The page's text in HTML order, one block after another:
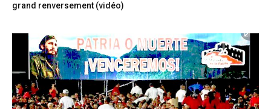
grand renversement (vidéo)